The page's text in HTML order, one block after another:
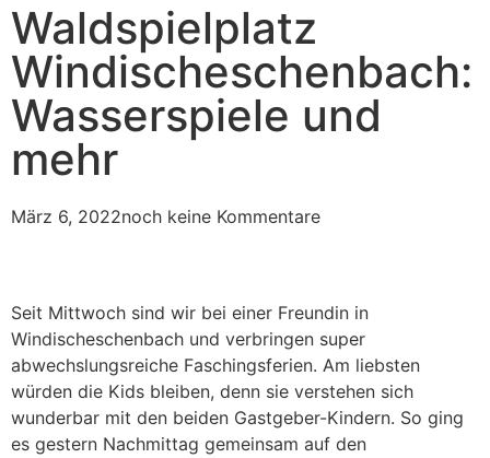
Waldspielplatz
Windischeschenbach:
Wasserspiele und
mehr
März 6, 2022noch keine Kommentare
Seit Mittwoch sind wir bei einer Freundin in
Windischeschenbach und verbringen super
abwechslungsreiche Faschingsferien. Am liebsten
würden die Kids bleiben, denn sie verstehen sich
wunderbar mit den beiden Gastgeber-Kindern. So ging
es gestern Nachmittag gemeinsam auf den